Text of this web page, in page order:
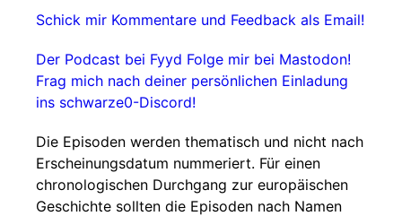
Schick mir Kommentare und Feedback als Email!
Der Podcast bei Fyyd Folge mir bei Mastodon!
Frag mich nach deiner persönlichen Einladung
ins schwarze0-Discord!
Die Episoden werden thematisch und nicht nach
Erscheinungsdatum nummeriert. Für einen
chronologischen Durchgang zur europäischen
Geschichte sollten die Episoden nach Namen